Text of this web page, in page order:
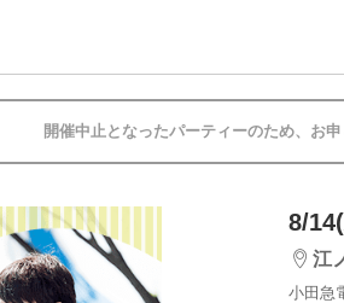
開催中止となったパーティーのため、お申
8/
江
小田急